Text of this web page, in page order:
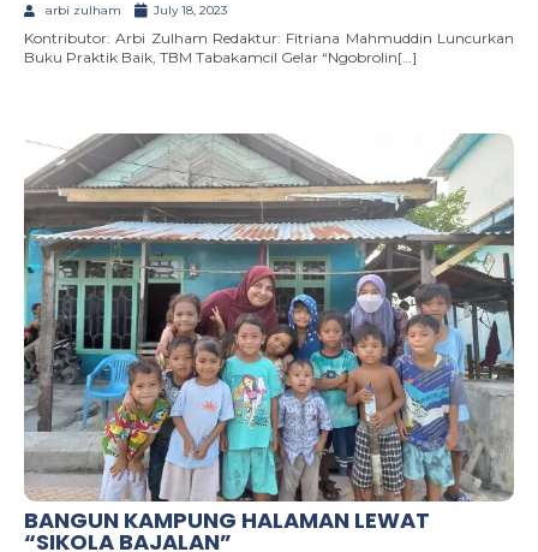
arbi zulham July 18, 2023
Kontributor: Arbi Zulham Redaktur: Fitriana Mahmuddin Luncurkan
Buku Praktik Baik, TBM Tabakamcil Gelar “Ngobrolin[…]
BANGUN KAMPUNG HALAMAN LEWAT
“SIKOLA BAJALAN”